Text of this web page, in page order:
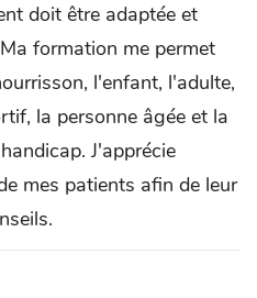
doit être adaptée et
formation me permet
l'enfant, l'adulte,
la personne âgée et la
J'apprécie
mes patients afin de leur